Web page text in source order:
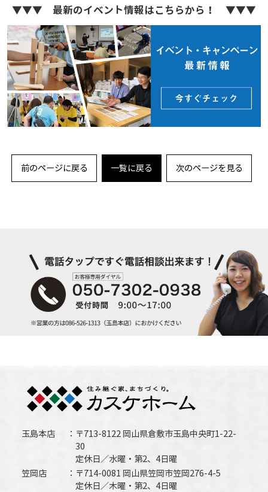
▼▼▼ 最新のイベント情報はこちらから！ ▼▼▼
前のページに戻る 一覧に戻る 次のページを見る
玉島本店
〒713-8122 岡山県倉敷市玉島中央町1-22-
30
定休日／水曜・第2、4日曜
笠岡店
〒714-0081 岡山県笠岡市笠岡276-4-5
定休日／木曜・第2、4日曜